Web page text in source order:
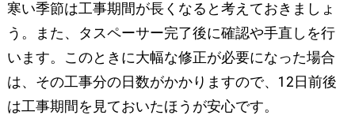
寒い季節は工事期間が長くなると考えておきましょ
う。また、タスペーサー完了後に確認や手直しを行
います。このときに大幅な修正が必要になった場合
は、その工事分の日数がかかりますので、12日前後
は工事期間を見ておいたほうが安心です。